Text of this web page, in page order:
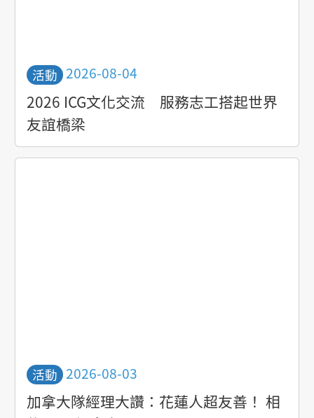
活動 活動日期
2026-08-04
2026 ICG文化交流 服務志工搭起世界
友誼橋梁
活動 活動日期
2026-08-03
加拿大隊經理大讚：花蓮人超友善！ 相